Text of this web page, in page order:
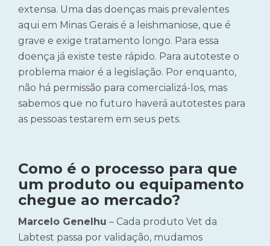
extensa. Uma das doenças mais prevalentes
aqui em Minas Gerais é a leishmaniose, que é
grave e exige tratamento longo. Para essa
doença já existe teste rápido. Para autoteste o
problema maior é a legislação. Por enquanto,
não há permissão para comercializá-los, mas
sabemos que no futuro haverá autotestes para
as pessoas testarem em seus pets.
Como é o processo para que
um produto ou equipamento
chegue ao mercado?
Marcelo Genelhu – Cada produto Vet da
Labtest passa por validação, mudamos